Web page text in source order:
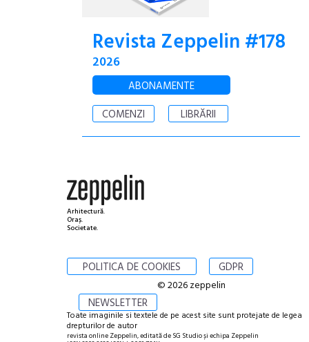
Revista Zeppelin #178
2026
ABONAMENTE
COMENZI
LIBRĂRII
Arhitectură.
Oraș.
Societate.
POLITICA DE COOKIES GDPR
NEWSLETTER
© 2026 zeppelin
Toate imaginile si textele de pe acest site sunt protejate de legea
drepturilor de autor
revista online Zeppelin, editată de SG Studio și echipa Zeppelin